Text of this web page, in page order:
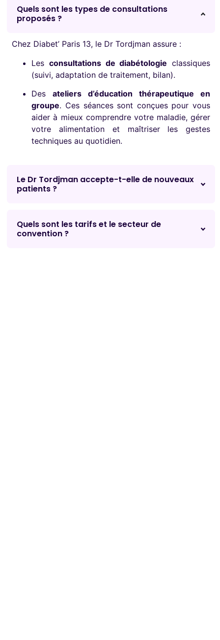
Quels sont les types de consultations
proposés ?
Chez Diabet’ Paris 13, le Dr Tordjman assure :
Les consultations de diabétologie classiques
(suivi, adaptation de traitement, bilan).
Desateliers d’éducation thérapeutique en
groupe. Ces séances sont conçues pour vous
aider à mieux comprendre votre maladie, gérer
votre alimentation et maîtriser les gestes
techniques au quotidien.
Le Dr Tordjman accepte-t-elle de nouveaux
patients ?
Quels sont les tarifs et le secteur de
convention ?